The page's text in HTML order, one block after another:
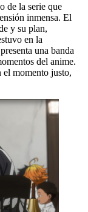
de la serie que
inmensa. El
y su plan,
en la
una banda
del anime.
momento justo,